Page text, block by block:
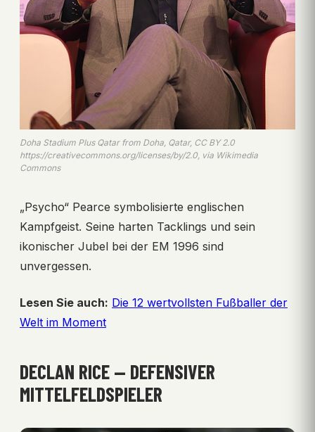
Doha Stadium Plus Qatar from Doha, Qatar, CC BY 2.0
https://creativecommons.org/licenses/by/2.0, via Wikimedia
Commons
„Psycho“ Pearce symbolisierte englischen
Kampfgeist. Seine harten Tacklings und sein
ikonischer Jubel bei der EM 1996 sind
unvergessen.
Lesen Sie auch: Die 12 wertvollsten Fußballer der
Welt im Moment
DECLAN RICE — DEFENSIVER
MITTELFELDSPIELER